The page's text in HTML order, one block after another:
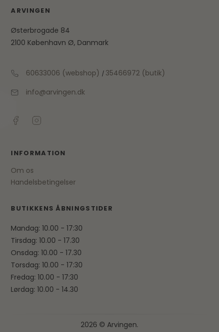
ARVINGEN
Østerbrogade 84
2100 København Ø, Danmark
60633006 (webshop) /35466972 (butik)
info@arvingen.dk
INFORMATION
Om os
Handelsbetingelser
BUTIKKENS ÅBNINGSTIDER
Mandag: 10.00 - 17:30
Tirsdag: 10.00 - 17.30
Onsdag: 10.00 - 17.30
Torsdag: 10.00 - 17:30
Fredag: 10.00 - 17:30
Lørdag: 10.00 - 14.30
2026 © Arvingen.